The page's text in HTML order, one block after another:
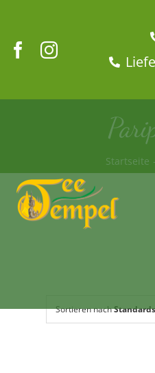
springen
Geschirr
Startseite
Sortieren nach